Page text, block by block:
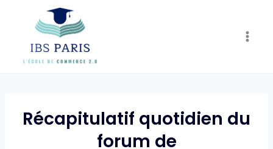
content
Récapitulatif quotidien du
forum de